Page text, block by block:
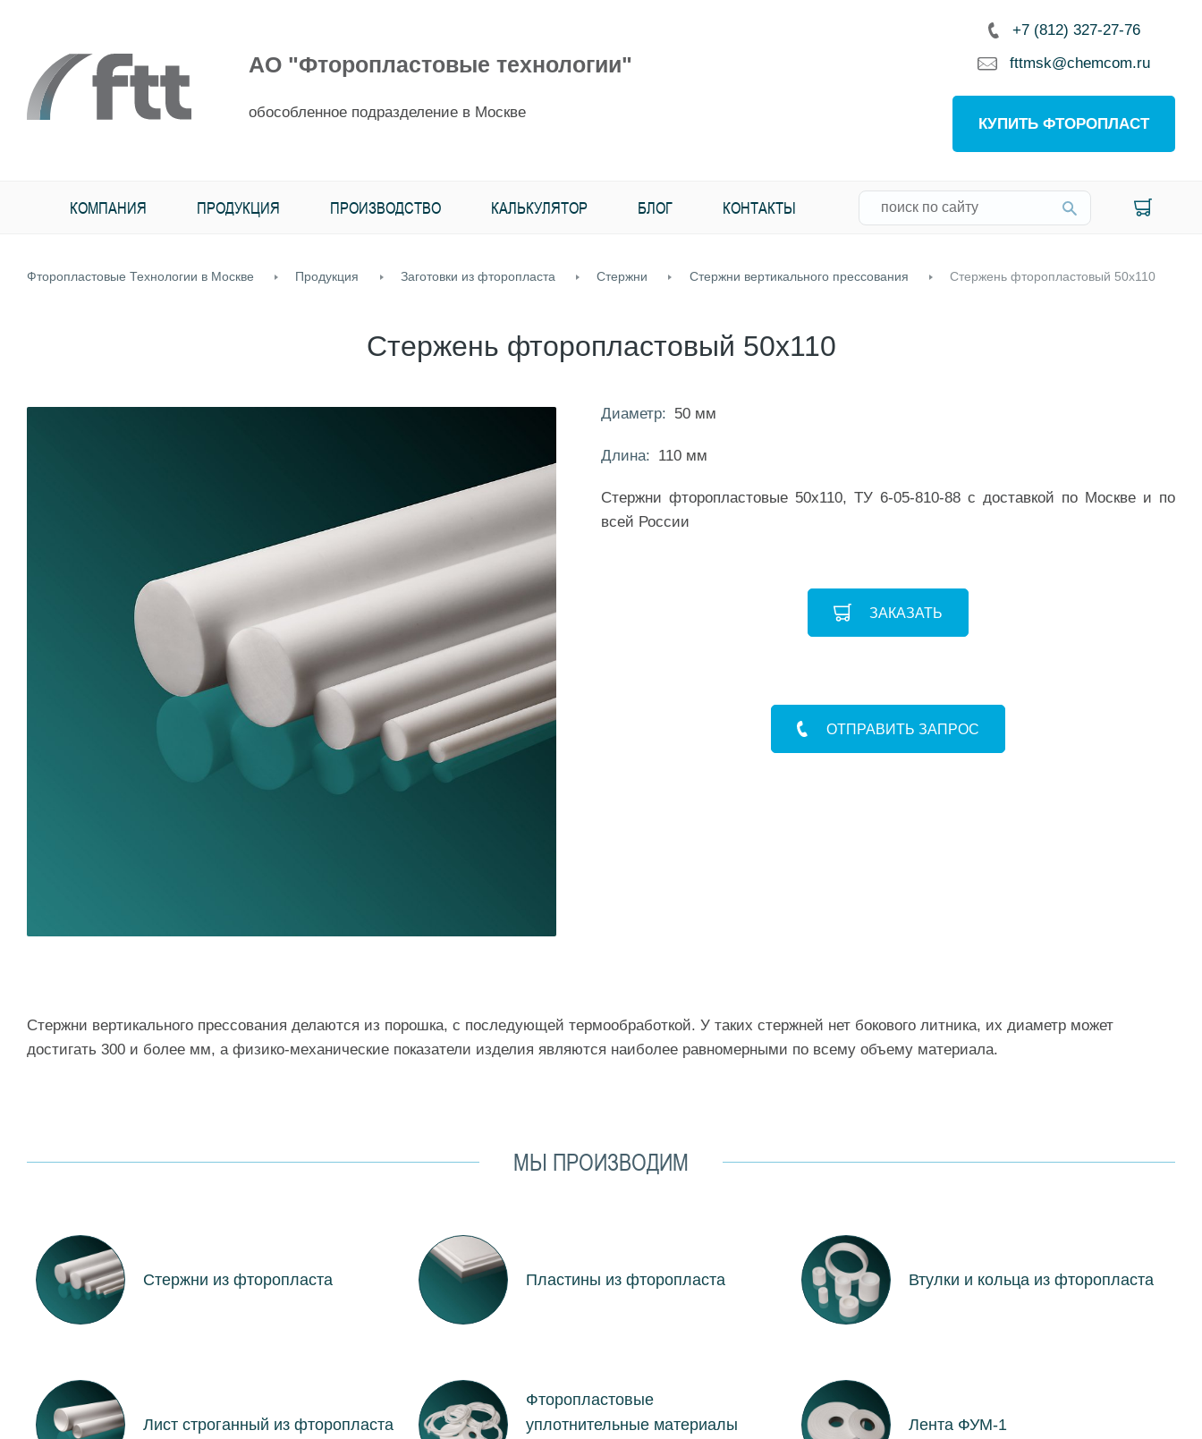
АО "Фторопластовые технологии"
обособленное подразделение в Москве
+7 (812) 327-27-76
fttmsk@chemcom.ru
КУПИТЬ ФТОРОПЛАСТ
КОМПАНИЯ ПРОДУКЦИЯ ПРОИЗВОДСТВО КАЛЬКУЛЯТОР БЛОГ КОНТАКТЫ
Фторопластовые Технологии в Москве Продукция Заготовки из фторопласта Стержни Cтержни вертикального прессования Стержень фторопластовый 50х110
Стержень фторопластовый 50х110
Диаметр: 50 мм
Длина: 110 мм
Стержни фторопластовые 50х110, ТУ 6-05-810-88 с доставкой по Москве и по
всей России
ЗАКАЗАТЬ
ОТПРАВИТЬ ЗАПРОС
Стержни вертикального прессования делаются из порошка, с последующей термообработкой. У таких стержней нет бокового литника, их диаметр может
достигать 300 и более мм, а физико-механические показатели изделия являются наиболее равномерными по всему объему материала.
МЫ ПРОИЗВОДИМ
Стержни из фторопласта Пластины из фторопласта Втулки и кольца из фторопласта
Лист строганный из фторопласта
Фторопластовые
уплотнительные материалы
Лента ФУМ-1